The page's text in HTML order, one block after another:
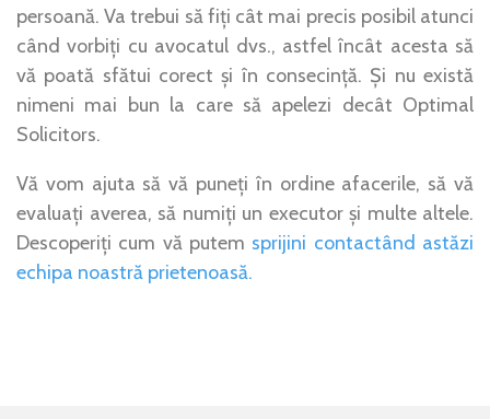
persoană. Va trebui să fiți cât mai precis posibil atunci
când vorbiți cu avocatul dvs., astfel încât acesta să
vă poată sfătui corect și în consecință. Și nu există
nimeni mai bun la care să apelezi decât Optimal
Solicitors.
Vă vom ajuta să vă puneți în ordine afacerile, să vă
evaluați averea, să numiți un executor și multe altele.
Descoperiți cum vă putem sprijini contactând astăzi
echipa noastră prietenoasă.